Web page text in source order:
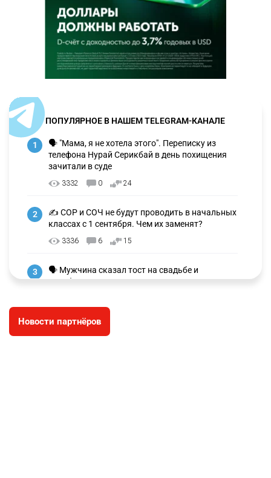
ПОПУЛЯРНОЕ В НАШЕМ TELEGRAM-КАНАЛЕ
1
🗣 "Мама, я не хотела этого". Переписку из
телефона Нурай Серикбай в день похищения
зачитали в суде
3332 0 24
2
✍️ СОР и СОЧ не будут проводить в начальных
классах с 1 сентября. Чем их заменят?
3336 6 15
3
🗣 Мужчина сказал тост на свадьбе и
заработал уголовное дело
🐏 Скота больше, а мясо дороже. Почему в
Казахстане продолжают расти цены на
Новости партнёров